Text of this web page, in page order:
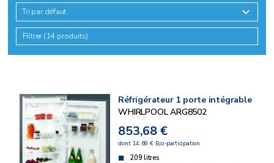
Tri par défaut
Filtrer (14 produits)
Réfrigérateur 1 porte intégrable
WHIRLPOOL ARG8502
853,68 €
dont 14,68 € Eco-participation
209 litres